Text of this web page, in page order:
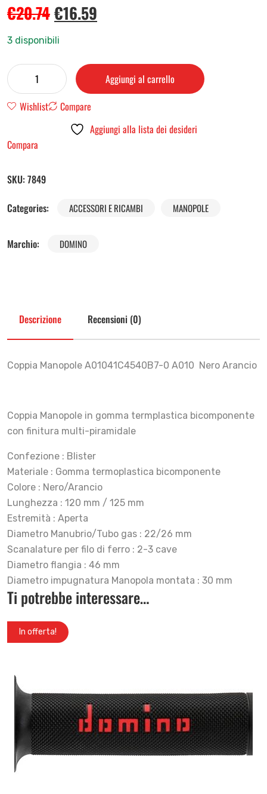
€20.74€16.59
3 disponibili
Aggiungi al carrello
Wishlist
Compare
Aggiungi alla lista dei desideri
Compara
SKU: 7849
Categories:
ACCESSORI E RICAMBI MANOPOLE
Marchio: DOMINO
Descrizione Recensioni (0)
Coppia Manopole A01041C4540B7-0 A010 Nero Arancio
Coppia Manopole in gomma termplastica bicomponente
con finitura multi-piramidale
Confezione : Blister
Materiale : Gomma termoplastica bicomponente
Colore : Nero/Arancio
Lunghezza : 120 mm / 125 mm
Estremità : Aperta
Diametro Manubrio/Tubo gas : 22/26 mm
Scanalature per filo di ferro : 2-3 cave
Diametro flangia : 46 mm
Diametro impugnatura Manopola montata : 30 mm
Ti potrebbe interessare…
In offerta!